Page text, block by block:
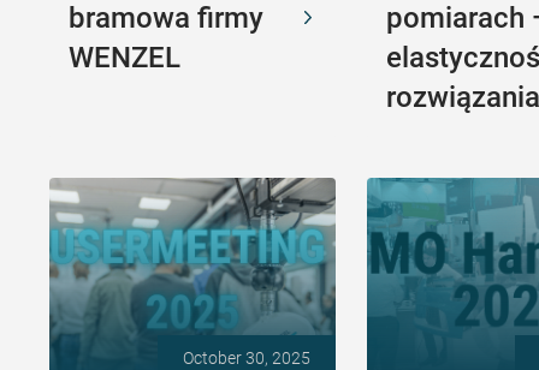
bramowa firmy
WENZEL
pomiarach
October 30, 2025